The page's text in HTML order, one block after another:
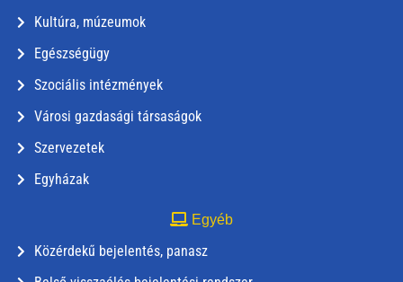
Kultúra, múzeumok
Egészségügy
Szociális intézmények
Városi gazdasági társaságok
Szervezetek
Egyházak
Egyéb
Közérdekű bejelentés, panasz